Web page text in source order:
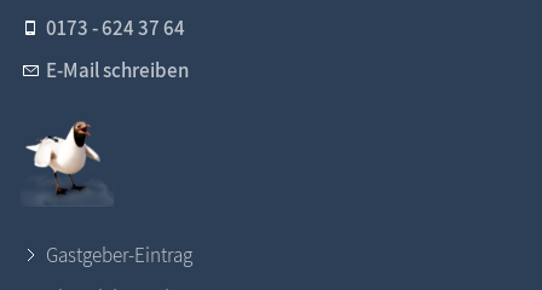
0173 - 624 37 64
E-Mail schreiben
Gastgeber-Eintrag